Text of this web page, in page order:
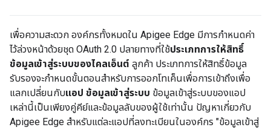
เพื่อความสะดวก องค์กรทั้งหมดใน Apigee Edge มีการกำหนดค่า
ไว้ล่วงหน้าด้วยชุด OAuth 2.0 ปลายทางที่ใช้ประเภทการให้สิทธิ์
ข้อมูลเข้าสู่ระบบของไคลเอ็นต์ ลูกค้า ประเภทการให้สิทธิ์ข้อมูล
รับรองจะกำหนดขั้นตอนสำหรับการออกโทเค็นเพื่อการเข้าถึงเพื่อ
แลกเปลี่ยนกับแอป ข้อมูลเข้าสู่ระบบ ข้อมูลเข้าสู่ระบบของแอป
เหล่านี้เป็นเพียงคู่คีย์และข้อมูลลับของผู้ใช้เท่านั้น ปัญหาเกี่ยวกับ
Apigee Edge สำหรับแต่ละแอปที่ลงทะเบียนในองค์กร "ข้อมูลเข้าสู่